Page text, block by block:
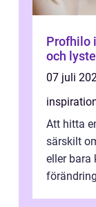
Profhilo
och
07 juli
Att hitta
särskilt
eller bara